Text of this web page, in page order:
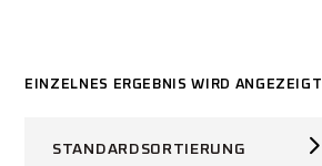
EINZELNES ERGEBNIS WIRD ANGEZEIGT
STANDARDSORTIERUNG